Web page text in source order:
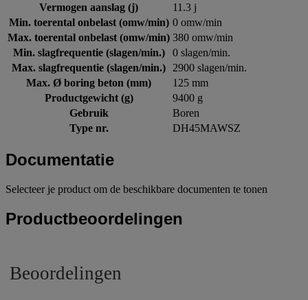
Vermogen aanslag (j)
11.3 j
Min. toerental onbelast (omw/min) 0 omw/min
Max. toerental onbelast (omw/min) 380 omw/min
Min. slagfrequentie (slagen/min.)
0 slagen/min.
Max. slagfrequentie (slagen/min.)
2900 slagen/min.
Max. Ø boring beton (mm)
125 mm
Productgewicht (g)
9400 g
Gebruik
Boren
Type nr.
DH45MAWSZ
Documentatie
Selecteer je product om de beschikbare documenten te tonen
Productbeoordelingen